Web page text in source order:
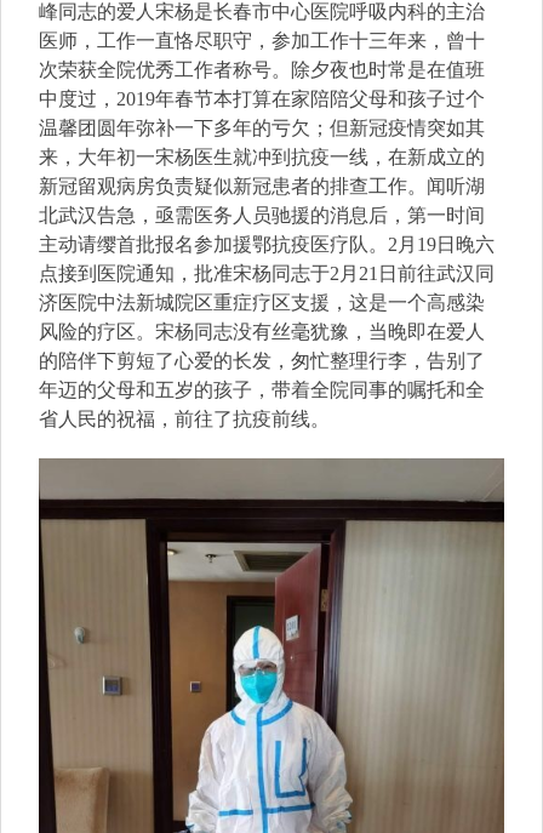
峰同志的爱人宋杨是长春市中心医院呼吸内科的主治
医师，工作一直恪尽职守，参加工作十三年来，曾十
次荣获全院优秀工作者称号。除夕夜也时常是在值班
中度过，2019年春节本打算在家陪陪父母和孩子过个
温馨团圆年弥补一下多年的亏欠；但新冠疫情突如其
来，大年初一宋杨医生就冲到抗疫一线，在新成立的
新冠留观病房负责疑似新冠患者的排查工作。闻听湖
北武汉告急，亟需医务人员驰援的消息后，第一时间
主动请缨首批报名参加援鄂抗疫医疗队。2月19日晚六
点接到医院通知，批准宋杨同志于2月21日前往武汉同
济医院中法新城院区重症疗区支援，这是一个高感染
风险的疗区。宋杨同志没有丝毫犹豫，当晚即在爱人
的陪伴下剪短了心爱的长发，匆忙整理行李，告别了
年迈的父母和五岁的孩子，带着全院同事的嘱托和全
省人民的祝福，前往了抗疫前线。